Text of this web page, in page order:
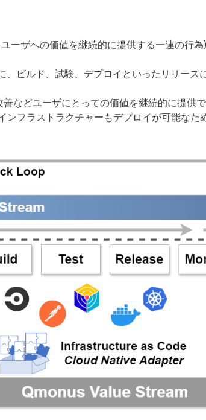
ーザへの価値を継続的に提供する一連の行
ビルド、試験、デプロイといったリリース
などユーザにとっての価値を継続的に提供で
フラストラクチャーもデプロイが可能なた